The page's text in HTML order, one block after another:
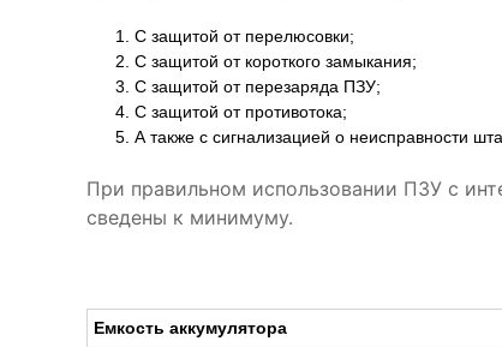
С защитой от перелюсовки;
С защитой от короткого замыкания;
С защитой от перезаряда ПЗУ;
С защитой от противотока;
А также с сигнализацией о неисправности
При правильном использовании ПЗУ с
сведены к минимуму.
Емкость аккумулятора